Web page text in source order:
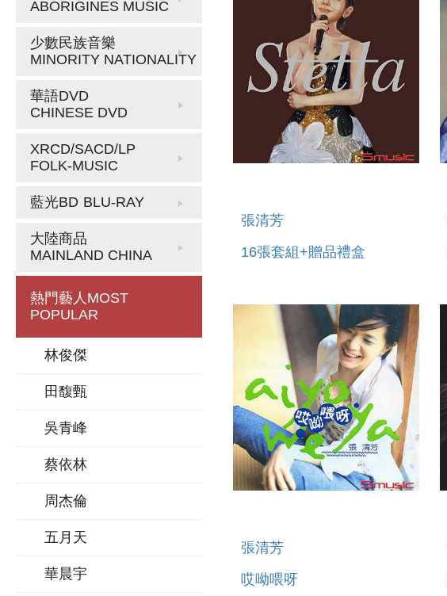
ABORIGINES MUSIC
少數民族音樂
MINORITY NATIONALITY
華語DVD
CHINESE DVD
XRCD/SACD/LP
FOLK-MUSIC
藍光BD BLU-RAY
大陸商品
MAINLAND CHINA
熱門藝人 MOST
POPULAR
林俊傑
田馥甄
吳青峰
蔡依林
周杰倫
五月天
華晨宇
張清芳
16張套組+贈品禮盒
張清芳
哎呦喂呀